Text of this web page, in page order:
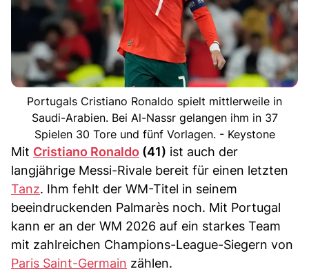
Portugals Cristiano Ronaldo spielt mittlerweile in
Saudi-Arabien. Bei Al-Nassr gelangen ihm in 37
Spielen 30 Tore und fünf Vorlagen. - Keystone
Mit Cristiano Ronaldo (41) ist auch der
langjährige Messi-Rivale bereit für einen letzten
Tanz. Ihm fehlt der WM-Titel in seinem
beeindruckenden Palmarès noch. Mit Portugal
kann er an der WM 2026 auf ein starkes Team
mit zahlreichen Champions-League-Siegern von
Paris Saint-Germain zählen.